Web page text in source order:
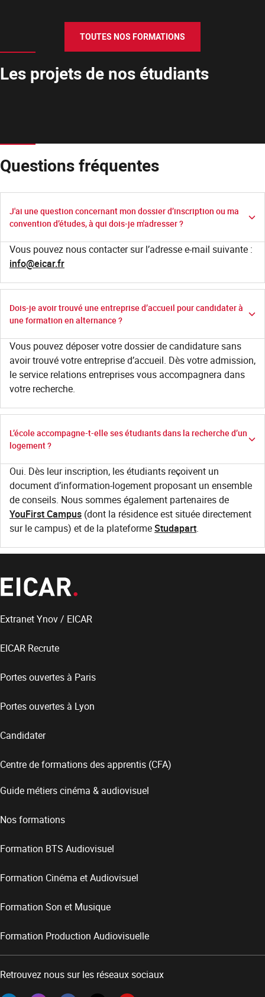
TOUTES NOS FORMATIONS
Les projets de nos étudiants
Questions fréquentes
J'ai une question concernant mon dossier d’inscription ou ma
convention d’études, à qui dois-je m'adresser ?
Vous pouvez nous contacter sur l’adresse e-mail suivante :
info@eicar.fr
Dois-je avoir trouvé une entreprise d’accueil pour candidater à
une formation en alternance ?
Vous pouvez déposer votre dossier de candidature sans
avoir trouvé votre entreprise d’accueil. Dès votre admission,
le service relations entreprises vous accompagnera dans
votre recherche.
L’école accompagne-t-elle ses étudiants dans la recherche d’un
logement ?
Oui. Dès leur inscription, les étudiants reçoivent un
document d’information-logement proposant un ensemble
de conseils. Nous sommes également partenaires de
YouFirst Campus (dont la résidence est située directement
sur le campus) et de la plateformeStudapart.
Extranet Ynov / EICAR
EICAR Recrute
Portes ouvertes à Paris
Portes ouvertes à Lyon
Candidater
Centre de formations des apprentis (CFA)
Guide métiers cinéma & audiovisuel
Nos formations
Formation BTS Audiovisuel
Formation Cinéma et Audiovisuel
Formation Son et Musique
Formation Production Audiovisuelle
Retrouvez nous sur les réseaux sociaux